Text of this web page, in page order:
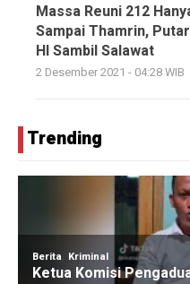
Massa Reuni 212
Sampai Thamrin,
HI Sambil Salawat
2 Desember 2021 - 04:28 WIB
Trending